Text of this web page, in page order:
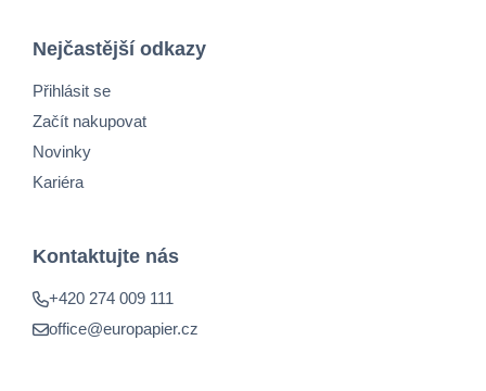
Nejčastější odkazy
Přihlásit se
Začít nakupovat
Novinky
Kariéra
Kontaktujte nás
+420 274 009 111
office@europapier.cz